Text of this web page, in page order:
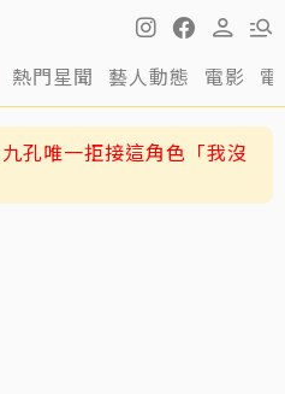
熱門星聞 藝人動態 電影
孔唯一拒接這角色「我沒